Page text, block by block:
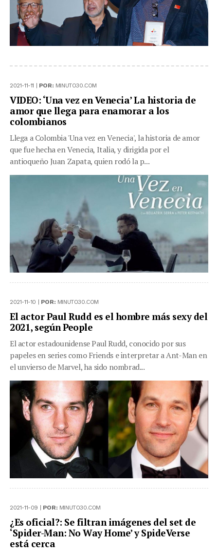
2021-11-11 | POR: MINUTO30.COM
VIDEO: ‘Una vez en Venecia’ La historia de
amor que llega para enamorar a los
colombianos
Llega a Colombia 'Una vez en Venecia', la historia de amor
que fue hecha en Venecia, Italia, y dirigida por el
antioqueño Juan Zapata, quien rodó la p...
2021-11-10 | POR: MINUTO30.COM
El actor Paul Rudd es el hombre más sexy del
2021, según People
El actor estadounidense Paul Rudd, conocido por sus
papeles en series como Friends e interpretar a Ant-Man en
el unvierso de Marvel, ha sido nombrad...
2021-11-09 | POR: MINUTO30.COM
¿Es oficial?: Se filtran imágenes del set de
‘Spider-Man: No Way Home’ y SpideVerse
está cerca